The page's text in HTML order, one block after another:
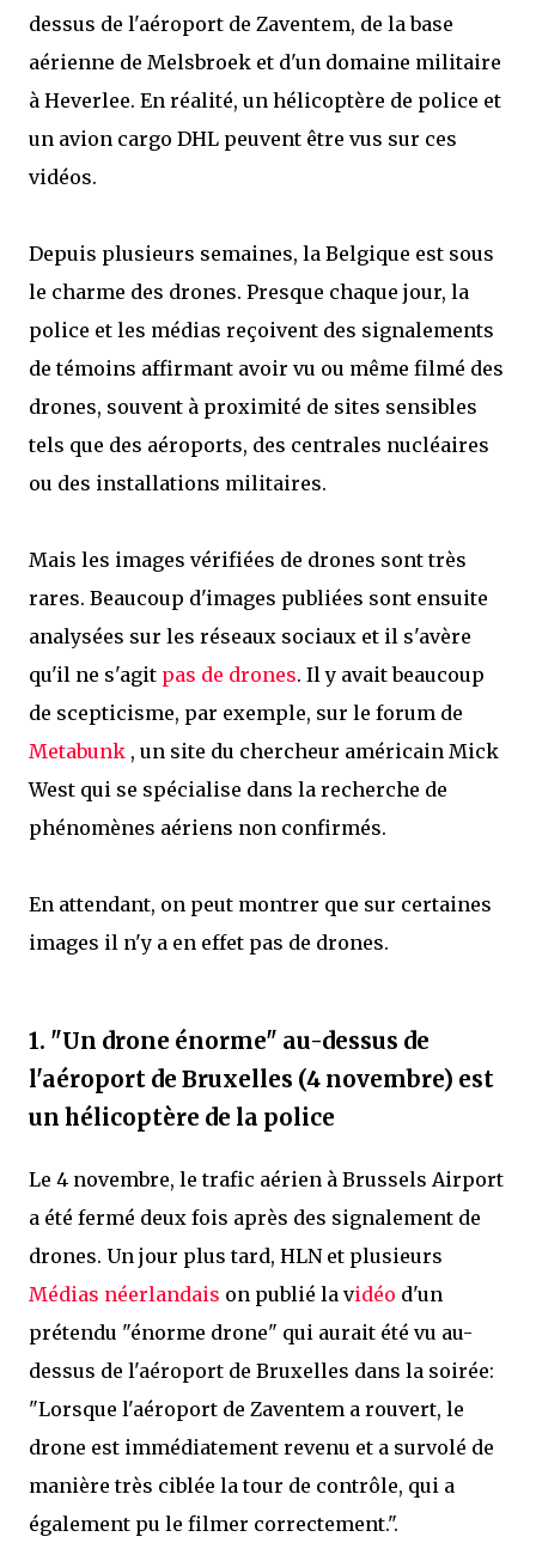
dessus de l'aéroport de Zaventem, de la base
aérienne de Melsbroek et d'un domaine militaire
à Heverlee. En réalité, un hélicoptère de police et
un avion cargo DHL peuvent être vus sur ces
vidéos.
Depuis plusieurs semaines, la Belgique est sous
le charme des drones. Presque chaque jour, la
police et les médias reçoivent des signalements
de témoins affirmant avoir vu ou même filmé des
drones, souvent à proximité de sites sensibles
tels que des aéroports, des centrales nucléaires
ou des installations militaires.
Mais les images vérifiées de drones sont très
rares. Beaucoup d'images publiées sont ensuite
analysées sur les réseaux sociaux et il s'avère
qu'il ne s'agit pas de drones. Il y avait beaucoup
de scepticisme, par exemple, sur le forum de
Metabunk , un site du chercheur américain Mick
West qui se spécialise dans la recherche de
phénomènes aériens non confirmés.
En attendant, on peut montrer que sur certaines
images il n'y a en effet pas de drones.
1. "Un drone énorme" au-dessus de
l'aéroport de Bruxelles (4 novembre) est
un hélicoptère de la police
Le 4 novembre, le trafic aérien à Brussels Airport
a été fermé deux fois après des signalement de
drones. Un jour plus tard, HLN et plusieurs
Médias néerlandais on publié la vidéo d'un
prétendu "énorme drone" qui aurait été vu au-
dessus de l'aéroport de Bruxelles dans la soirée:
"Lorsque l'aéroport de Zaventem a rouvert, le
drone est immédiatement revenu et a survolé de
manière très ciblée la tour de contrôle, qui a
également pu le filmer correctement.".